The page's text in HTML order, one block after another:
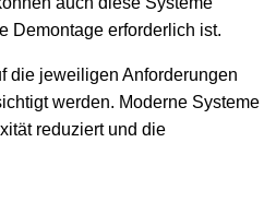
Demontage erforderlich ist.
die jeweiligen Anforderungen
werden. Moderne Systeme
reduziert und die